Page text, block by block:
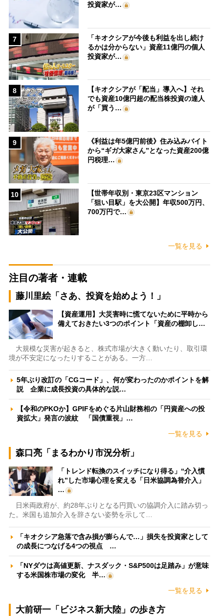
投資家が…
7
「キオクシアが今後も利益を出し続け
るかは分からない」資産11億円の個人
投資家が…
8
【キオクシアが「配当」導入へ】それ
でも資産10億円超の配当株投資の達人
が「買う…
9
《利益は年5億円前後》住み込みバイト
から“ギガ大家さん”となった資産200億
円税理…
10
【世帯年収別・東京23区マンション
「狙い目駅」を大公開】年収500万円、
700万円で…
一覧を見る
注目の著者・連載
藤川里絵「さあ、投資を始めよう！」
【資産運用】大災害時に慌てないために平時から
備えておきたい3つのポイント「資産の棚卸し…
大規模な災害が起きると、株式市場が大きく動いたり、取引環
境が不安定になったりすることがある。一方…
5年ぶり改訂の「CGコード」、何が変わったのかポイントを解
説 企業に成長投資の具体的な説…
【令和のPKOか】GPIFをめぐる片山財務相の「円資産への投
資拡大」発言の波紋 「国債重視」…
一覧を見る
森口亮「まるわかり市況分析」
「トレンド転換のスイッチになり得る」“介入慣
れ”した市場心理を変える「日米協調為替介入」
…
日米両政府が、約28年ぶりとなる円買いの協調介入に踏み切っ
た。米国も追加介入を辞さない姿勢を示して…
「キオクシア急落で含み損が膨らんで…」損失を投資家として
の成長につなげる4つの視点 …
「NYダウは高値更新、ナスダック・S&P500は足踏み」が意味
する米国株市場の変化 半…
一覧を見る
大前研一「ビジネス新大陸」の歩き方